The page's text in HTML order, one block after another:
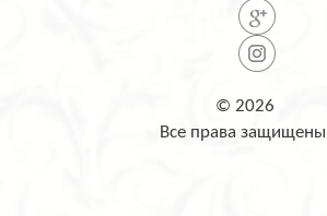
© 2026
Все права